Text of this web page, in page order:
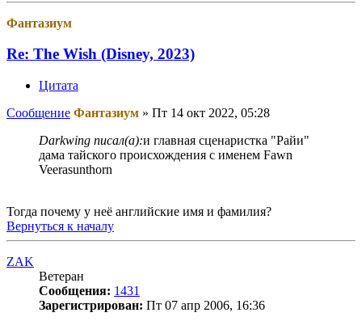
Фантазиум
Re: The Wish (Disney, 2023)
Цитата
Сообщение Фантазиум » Пт 14 окт 2022, 05:28
Darkwing писал(а):и главная сценаристка "Райи"
дама тайского происхождения с именем Fawn
Veerasunthorn
Тогда почему у неё английские имя и фамилия?
Вернуться к началу
ZAK
Ветеран
Сообщения: 1431
Зарегистрирован: Пт 07 апр 2006, 16:36